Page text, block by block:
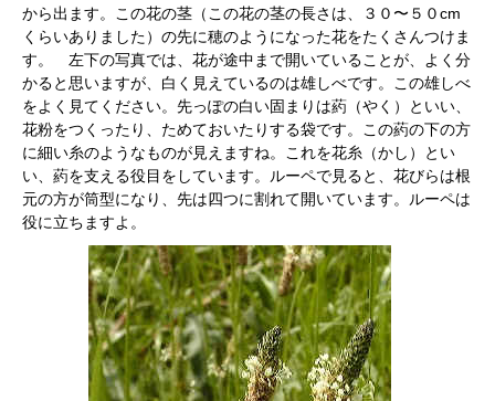
から出ます。この花の茎（この花の茎の長さは、３０〜５０cm
くらいありました）の先に穂のようになった花をたくさんつけま
す。 左下の写真では、花が途中まで開いていることが、よく分
かると思いますが、白く見えているのは雄しべです。この雄しべ
をよく見てください。先っぽの白い固まりは葯（やく）といい、
花粉をつくったり、ためておいたりする袋です。この葯の下の方
に細い糸のようなものが見えますね。これを花糸（かし）とい
い、葯を支える役目をしています。ルーペで見ると、花びらは根
元の方が筒型になり、先は四つに割れて開いています。ルーペは
役に立ちますよ。